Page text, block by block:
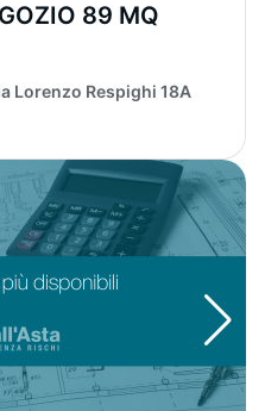
89 MQ
Lorenzo Respighi 18A